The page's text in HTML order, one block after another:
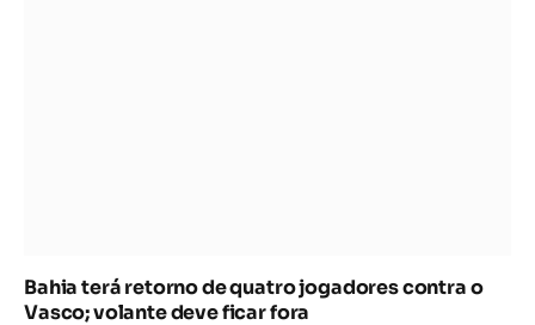
Bahia terá retorno de quatro jogadores contra o
Vasco; volante deve ficar fora